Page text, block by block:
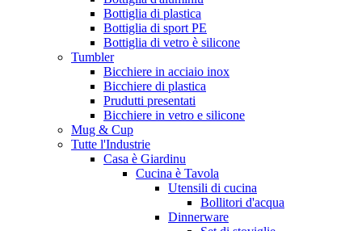
Bottiglia di plastica
Bottiglia di sport PE
Bottiglia di vetro è silicone
Tumbler
Bicchiere in acciaio inox
Bicchiere di plastica
Prudutti presentati
Bicchiere in vetro e silicone
Mug & Cup
Tutte l'Industrie
Casa è Giardinu
Cucina è Tavola
Utensili di cucina
Bollitori d'acqua
Dinnerware